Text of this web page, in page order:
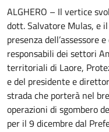
ALGHERO – Il vertice
dott. Salvatore Mulas, e
presenza dell’assessore
responsabili dei settori
territoriali di Laore,
e del presidente e
strada che porterà nel
operazioni di sgombero
per il 9 dicembre dal